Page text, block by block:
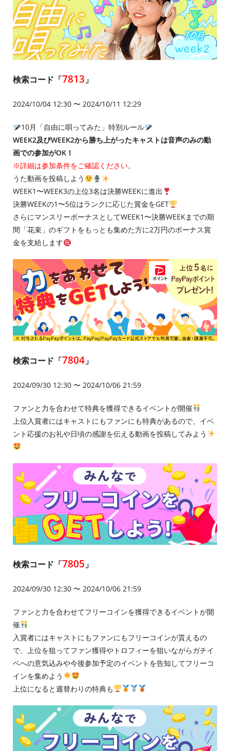
検索コード「7813」
2024/10/04 12:30 〜 2024/10/11 12:29
10月「自由に唄ってみた」特別ルール
WEEK2及びWEEK2から勝ち上がったキャストは音声のみの動
画での参加がOK！
※詳細は参加条件をご確認ください。
うた動画を投稿しよう
WEEK1〜WEEK3の上位3名は決勝WEEKに進出
決勝WEEKの1〜5位はランクに応じた賞金をGET
さらにマンスリーボーナスとしてWEEK1〜決勝WEEKまでの期
間「花束」のギフトをもっとも集めた方に2万円のボーナス賞
金を支給します
検索コード「7804 」
2024/09/30 12:30 〜 2024/10/06 21:59
ファンと力を合わせて特典を獲得できるイベントが開催
上位入賞者にはキャストにもファンにも特典があるので、イベ
ント応援のお礼や日頃の感謝を伝える動画を投稿してみよう
検索コード「7805 」
2024/09/30 12:30 〜 2024/10/06 21:59
ファンと力を合わせてフリーコインを獲得できるイベントが開
催
入賞者にはキャストにもファンにもフリーコインが貰えるの
で、上位を狙ってファン獲得やトロフィーを狙いながらガチイ
ベへの意気込みや今後参加予定のイベントを告知してフリーコ
インを集めよう
上位になると週替わりの特典も